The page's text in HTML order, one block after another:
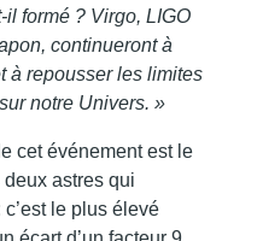
il formé ? Virgo, LIGO
continueront à
à repousser les limites
notre Univers. »
cet événement est le
astres qui
le plus élevé